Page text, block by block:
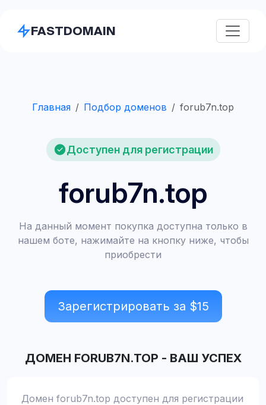
FASTDOMAIN
Главная Подбор доменов forub7n.top
Доступен для регистрации
forub7n.top
На данный момент покупка доступна только в
нашем боте, нажимайте на кнопку ниже, чтобы
приобрести
Зарегистрировать за $15
ДОМЕН FORUB7N.TOP - ВАШ УСПЕХ
Домен forub7n.top доступен для регистрации